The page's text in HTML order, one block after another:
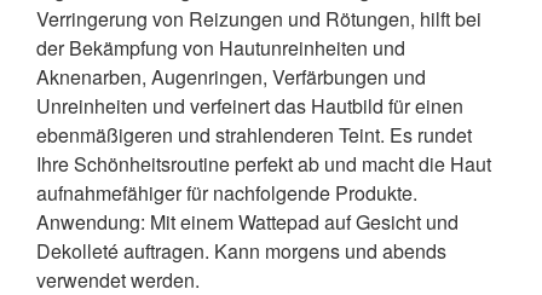
Verringerung von Reizungen und Rötungen, hilft bei
der Bekämpfung von Hautunreinheiten und
Aknenarben, Augenringen, Verfärbungen und
Unreinheiten und verfeinert das Hautbild für einen
ebenmäßigeren und strahlenderen Teint. Es rundet
Ihre Schönheitsroutine perfekt ab und macht die Haut
aufnahmefähiger für nachfolgende Produkte.
Anwendung: Mit einem Wattepad auf Gesicht und
Dekolleté auftragen. Kann morgens und abends
verwendet werden.